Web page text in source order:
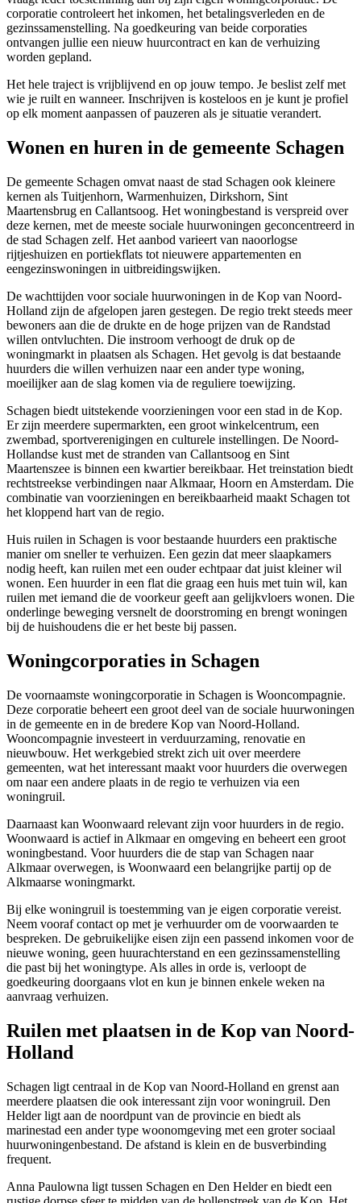
corporatie controleert het inkomen, het betalingsverleden en de
gezinssamenstelling. Na goedkeuring van beide corporaties
ontvangen jullie een nieuw huurcontract en kan de verhuizing
worden gepland.
Het hele traject is vrijblijvend en op jouw tempo. Je beslist zelf met
wie je ruilt en wanneer. Inschrijven is kosteloos en je kunt je profiel
op elk moment aanpassen of pauzeren als je situatie verandert.
Wonen en huren in de gemeente Schagen
De gemeente Schagen omvat naast de stad Schagen ook kleinere
kernen als Tuitjenhorn, Warmenhuizen, Dirkshorn, Sint
Maartensbrug en Callantsoog. Het woningbestand is verspreid over
deze kernen, met de meeste sociale huurwoningen geconcentreerd in
de stad Schagen zelf. Het aanbod varieert van naoorlogse
rijtjeshuizen en portiekflats tot nieuwere appartementen en
eengezinswoningen in uitbreidingswijken.
De wachttijden voor sociale huurwoningen in de Kop van Noord-
Holland zijn de afgelopen jaren gestegen. De regio trekt steeds meer
bewoners aan die de drukte en de hoge prijzen van de Randstad
willen ontvluchten. Die instroom verhoogt de druk op de
woningmarkt in plaatsen als Schagen. Het gevolg is dat bestaande
huurders die willen verhuizen naar een ander type woning,
moeilijker aan de slag komen via de reguliere toewijzing.
Schagen biedt uitstekende voorzieningen voor een stad in de Kop.
Er zijn meerdere supermarkten, een groot winkelcentrum, een
zwembad, sportverenigingen en culturele instellingen. De Noord-
Hollandse kust met de stranden van Callantsoog en Sint
Maartenszee is binnen een kwartier bereikbaar. Het treinstation biedt
rechtstreekse verbindingen naar Alkmaar, Hoorn en Amsterdam. Die
combinatie van voorzieningen en bereikbaarheid maakt Schagen tot
het kloppend hart van de regio.
Huis ruilen in Schagen is voor bestaande huurders een praktische
manier om sneller te verhuizen. Een gezin dat meer slaapkamers
nodig heeft, kan ruilen met een ouder echtpaar dat juist kleiner wil
wonen. Een huurder in een flat die graag een huis met tuin wil, kan
ruilen met iemand die de voorkeur geeft aan gelijkvloers wonen. Die
onderlinge beweging versnelt de doorstroming en brengt woningen
bij de huishoudens die er het beste bij passen.
Woningcorporaties in Schagen
De voornaamste woningcorporatie in Schagen is Wooncompagnie.
Deze corporatie beheert een groot deel van de sociale huurwoningen
in de gemeente en in de bredere Kop van Noord-Holland.
Wooncompagnie investeert in verduurzaming, renovatie en
nieuwbouw. Het werkgebied strekt zich uit over meerdere
gemeenten, wat het interessant maakt voor huurders die overwegen
om naar een andere plaats in de regio te verhuizen via een
woningruil.
Daarnaast kan Woonwaard relevant zijn voor huurders in de regio.
Woonwaard is actief in Alkmaar en omgeving en beheert een groot
woningbestand. Voor huurders die de stap van Schagen naar
Alkmaar overwegen, is Woonwaard een belangrijke partij op de
Alkmaarse woningmarkt.
Bij elke woningruil is toestemming van je eigen corporatie vereist.
Neem vooraf contact op met je verhuurder om de voorwaarden te
bespreken. De gebruikelijke eisen zijn een passend inkomen voor de
nieuwe woning, geen huurachterstand en een gezinssamenstelling
die past bij het woningtype. Als alles in orde is, verloopt de
goedkeuring doorgaans vlot en kun je binnen enkele weken na
aanvraag verhuizen.
Ruilen met plaatsen in de Kop van Noord-
Holland
Schagen ligt centraal in de Kop van Noord-Holland en grenst aan
meerdere plaatsen die ook interessant zijn voor woningruil. Den
Helderligt aan de noordpunt van de provincie en biedt als
marinestad een ander type woonomgeving met een groter sociaal
huurwoningenbestand. De afstand is klein en de busverbinding
frequent.
Anna Paulowna ligt tussen Schagen en Den Helder en biedt een